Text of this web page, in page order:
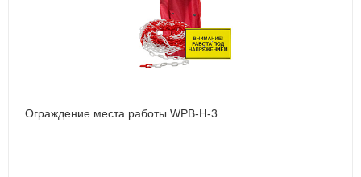
Ограждение места работы WPB-Н-3